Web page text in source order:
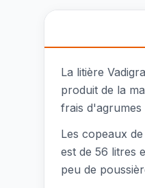
La litière
produit de la
frais
Les copeaux
est de 56 litres
peu de